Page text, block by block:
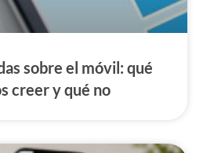
sobre el móvil: qué
creer y qué no